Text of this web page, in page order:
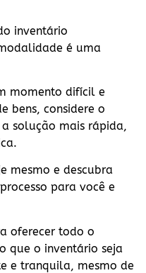
inventário
é uma
momento difícil e
bens, considere o
solução mais rápida,
mesmo e descubra
para você e
oferecer todo o
que o inventário seja
e tranquila, mesmo de